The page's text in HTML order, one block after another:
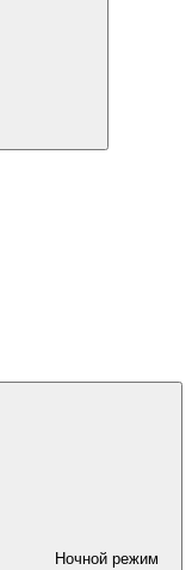
Ночной режим